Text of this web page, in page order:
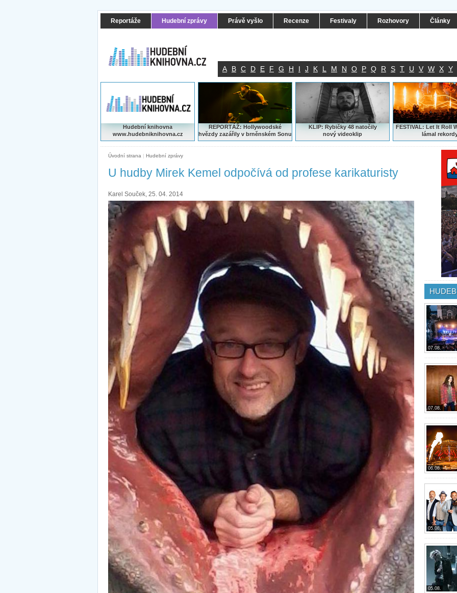
Reportáže Hudební zprávy Právě vyšlo Recenze Festivaly Rozhovory Články
A B C D E F G H I J K L M N O P Q R S T U V W X Y
Hudební knihovna
www.hudebniknihovna.cz
REPORTÁŽ: Hollywoodské
hvězdy zazářily v brněnském Sonu
KLIP: Rybičky 48 natočily
nový videoklip
FESTIVAL: Let It Roll
lámal
Úvodní strana | Hudební zprávy
U hudby Mirek Kemel odpočívá od profese karikaturisty
Karel Souček, 25. 04. 2014
07.08.
07.08.
06.08.
05.08.
05.08.